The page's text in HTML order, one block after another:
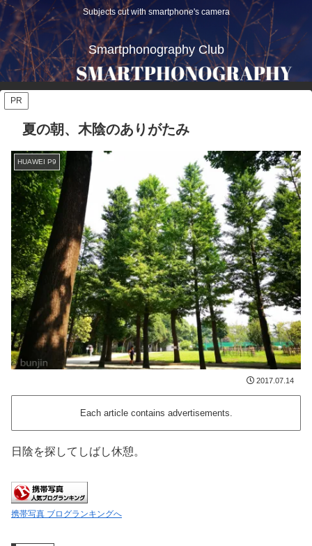
Subjects cut with smartphone's camera
Smartphonography Club
PR
夏の朝、木陰のありがたみ
HUAWEI P9
2017.07.14
Each article contains advertisements.
日陰を探してしばし休憩。
携帯写真 ブログランキングへ